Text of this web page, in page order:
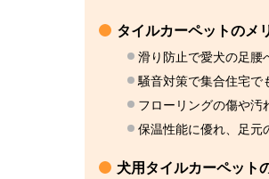
タイルカーペットのメ
滑り防止で愛犬の足腰
騒音対策で集合住宅で
フローリングの傷や汚
保温性能に優れ、足元
犬用タイルカーペット